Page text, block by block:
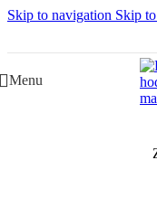
Skip to navigation Skip
Menu